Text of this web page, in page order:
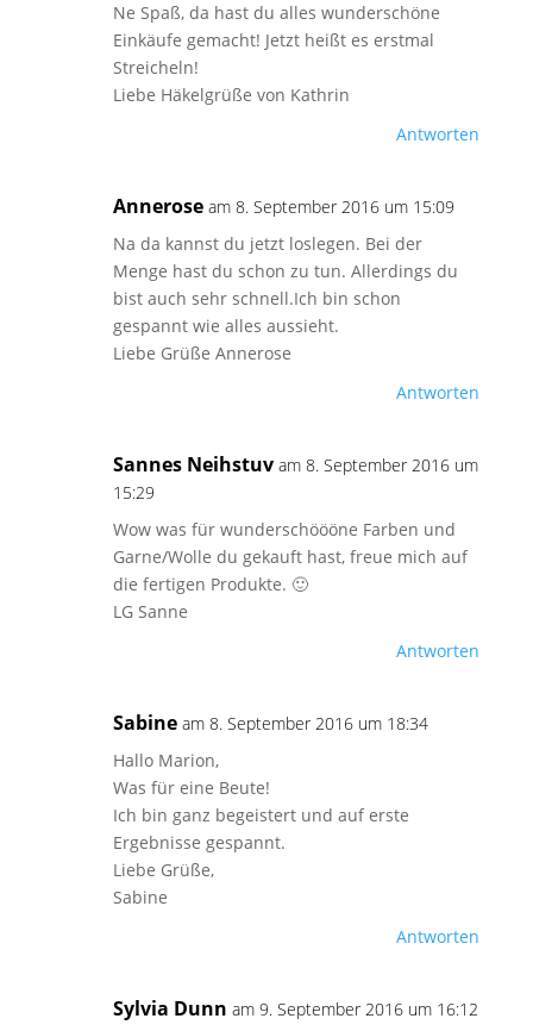
Ne Spaß, da hast du alles wunderschöne
Einkäufe gemacht! Jetzt heißt es erstmal
Streicheln!
Liebe Häkelgrüße von Kathrin
Antworten
Annerose am 8. September 2016 um 15:09
Na da kannst du jetzt loslegen. Bei der
Menge hast du schon zu tun. Allerdings du
bist auch sehr schnell.Ich bin schon
gespannt wie alles aussieht.
Liebe Grüße Annerose
Antworten
Sannes Neihstuv am 8. September 2016 um
15:29
Wow was für wunderschöööne Farben und
Garne/Wolle du gekauft hast, freue mich auf
die fertigen Produkte. 🙂
LG Sanne
Antworten
Sabine am 8. September 2016 um 18:34
Hallo Marion,
Was für eine Beute!
Ich bin ganz begeistert und auf erste
Ergebnisse gespannt.
Liebe Grüße,
Sabine
Antworten
Sylvia Dunn am 9. September 2016 um 16:12